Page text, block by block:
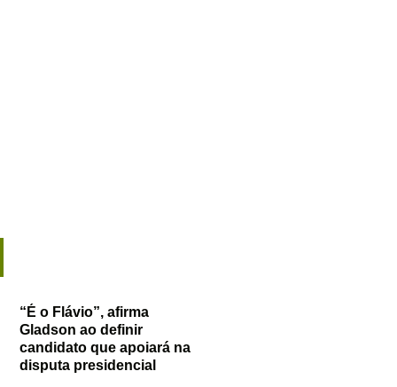
“É o Flávio”, afirma
Gladson ao definir
candidato que apoiará na
disputa presidencial